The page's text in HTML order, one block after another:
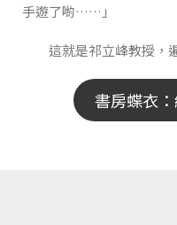
手遊了喲……」
這就是祁立峰教授，遍
書房蝶衣：